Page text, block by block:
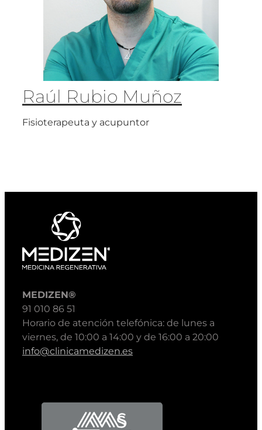
Raúl Rubio Muñoz
Fisioterapeuta y acupuntor
MEDIZEN®
91 010 86 51
Horario de atención telefónica: de lunes a
viernes, de 10:00 a 14:00 y de 16:00 a 20:00
info@clinicamedizen.es